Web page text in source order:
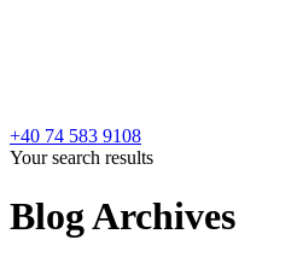
+40 74 583 9108
Your search results
Blog Archives